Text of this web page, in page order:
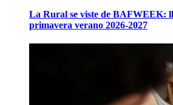
La Rural se viste de BAFWEEK:
primavera verano 2026-2027